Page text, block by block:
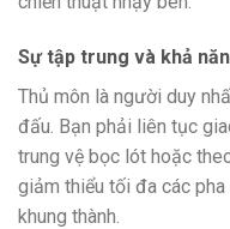
Sự tập trung và khả
Thủ môn là người duy
đấu. Bạn phải liên tục
trung vệ bọc lót hoặc
giảm thiểu tối đa các
khung thành.